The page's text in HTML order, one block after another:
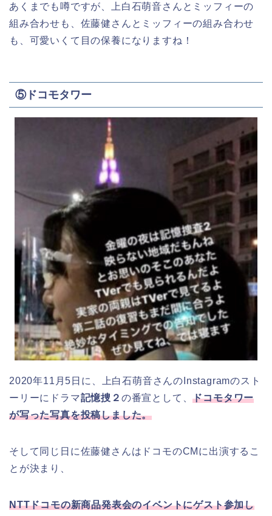
あくまでも噂ですが、上白石萌音さんとミッフィーの
組み合わせも、佐藤健さんとミッフィーの組み合わせ
も、可愛いくて目の保養になりますね！
⑤ドコモタワー
2020年11月5日に、上白石萌音さんのInstagramのスト
ーリーにドラマ記憶捜２ の番宣として、ドコモタワー
が写った写真を投稿しました。
そして同じ日に佐藤健さんはドコモのCMに出演するこ
とが決まり、
NTTドコモの新商品発表会のイベントにゲスト参加し